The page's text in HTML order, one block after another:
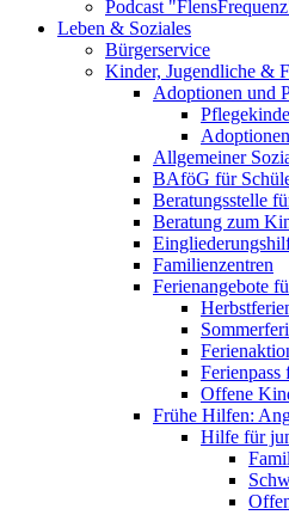
Podcast
Leben & Soziales
Bürgerservice
Kinder, Jugendliche &
Adoptionen und
Adoptionen
Allgemeiner
BAföG für
Beratungsstelle
Beratung zum
Familienzentren
Ferienangebote
Offene
Frühe Hilfen:
Hilfe für